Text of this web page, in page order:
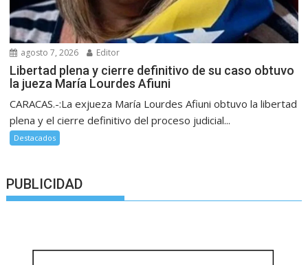
agosto 7, 2026 Editor
Libertad plena y cierre definitivo de su caso obtuvo
la jueza María Lourdes Afiuni
CARACAS.-:La exjueza María Lourdes Afiuni obtuvo la libertad
plena y el cierre definitivo del proceso judicial...
Destacados
PUBLICIDAD